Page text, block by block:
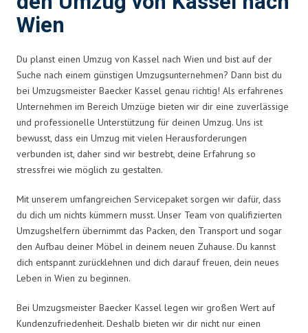
Wien
Du planst einen Umzug von Kassel nach Wien und bist auf der
Suche nach einem günstigen Umzugsunternehmen? Dann bist du
bei Umzugsmeister Baecker Kassel genau richtig! Als erfahrenes
Unternehmen im Bereich Umzüge bieten wir dir eine zuverlässige
und professionelle Unterstützung für deinen Umzug. Uns ist
bewusst, dass ein Umzug mit vielen Herausforderungen
verbunden ist, daher sind wir bestrebt, deine Erfahrung so
stressfrei wie möglich zu gestalten.
Mit unserem umfangreichen Servicepaket sorgen wir dafür, dass
du dich um nichts kümmern musst. Unser Team von qualifizierten
Umzugshelfern übernimmt das Packen, den Transport und sogar
den Aufbau deiner Möbel in deinem neuen Zuhause. Du kannst
dich entspannt zurücklehnen und dich darauf freuen, dein neues
Leben in Wien zu beginnen.
Bei Umzugsmeister Baecker Kassel legen wir großen Wert auf
Kundenzufriedenheit. Deshalb bieten wir dir nicht nur einen